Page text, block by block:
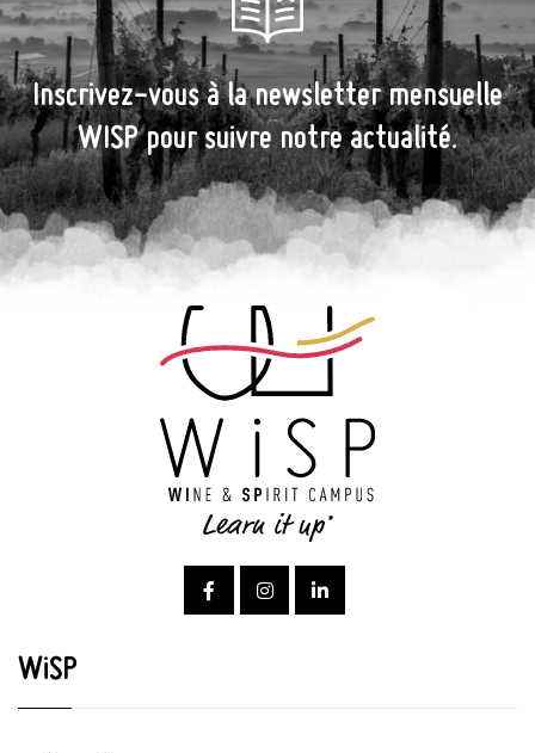
Inscrivez-vous à la newsletter mensuelle
WISP pour suivre notre actualité.
WiSP